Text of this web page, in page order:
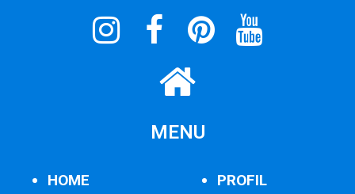
MENU
HOME PROFIL